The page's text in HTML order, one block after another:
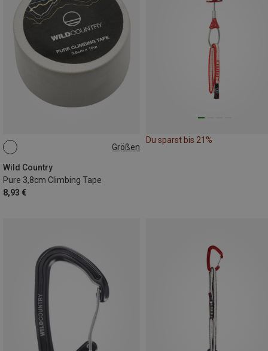
Größen
Wild Country
Pure 3,8cm Climbing Tape
8,93 €
10M
Du sparst bis 21%